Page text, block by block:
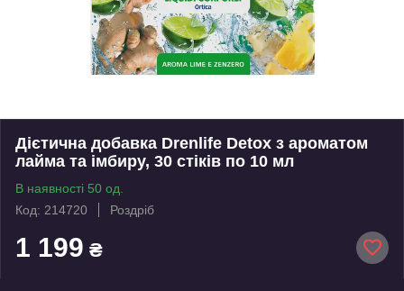
Дієтична добавка Drenlife Detox з ароматом
лайма та імбиру, 30 стіків по 10 мл
В наявності 50 од.
Код: 214720
Роздріб
1 199 ₴